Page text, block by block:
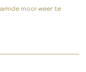
mooi weer te